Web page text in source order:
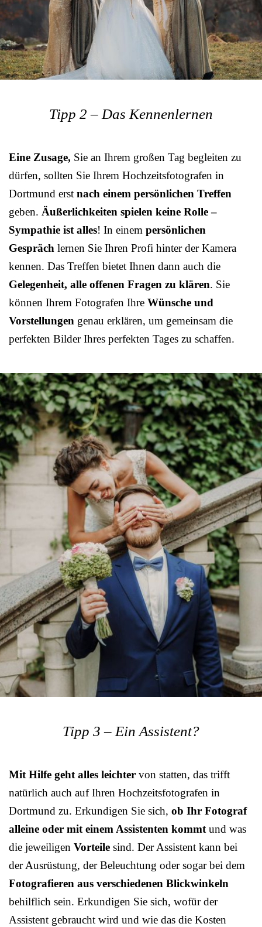
Tipp 2 – Das Kennenlernen
Eine Zusage, Sie an Ihrem großen Tag begleiten zu
dürfen, sollten Sie Ihrem Hochzeitsfotografen in
Dortmund erst nach einem persönlichen Treffen
geben. Äußerlichkeiten spielen keine Rolle –
Sympathie ist alles! In einem persönlichen
Gespräch lernen Sie Ihren Profi hinter der Kamera
kennen. Das Treffen bietet Ihnen dann auch die
Gelegenheit, alle offenen Fragen zu klären. Sie
können Ihrem Fotografen Ihre Wünsche und
Vorstellungen genau erklären, um gemeinsam die
perfekten Bilder Ihres perfekten Tages zu schaffen.
Tipp 3 – Ein Assistent?
Mit Hilfe geht alles leichter von statten, das trifft
natürlich auch auf Ihren Hochzeitsfotografen in
Dortmund zu. Erkundigen Sie sich, ob Ihr Fotograf
alleine oder mit einem Assistenten kommt und was
die jeweiligen Vorteile sind. Der Assistent kann bei
der Ausrüstung, der Beleuchtung oder sogar bei dem
Fotografieren aus verschiedenen Blickwinkeln
behilflich sein. Erkundigen Sie sich, wofür der
Assistent gebraucht wird und wie das die Kosten